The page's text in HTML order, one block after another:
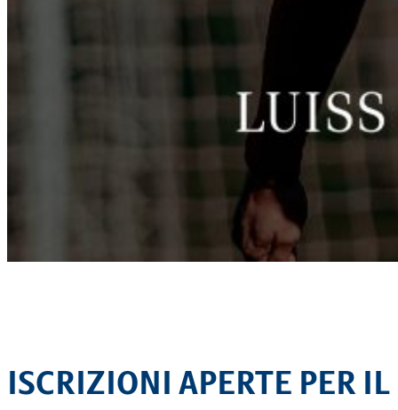
ISCRIZIONI APERTE PER IL